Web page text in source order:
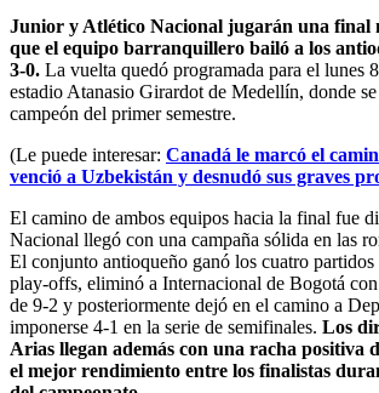
Junior y Atlético Nacional jugarán una final
que el equipo barranquillero bailó a los
3-0. La vuelta quedó programada para el lunes
estadio Atanasio Girardot de Medellín, donde
campeón del primer semestre.
(Le puede interesar: Canadá le marcó el
venció a Uzbekistán y desnudó sus graves
El camino de ambos equipos hacia la final fue
Nacional llegó con una campaña sólida en las
El conjunto antioqueño ganó los cuatro
play-offs, eliminó a Internacional de Bogotá
de 9-2 y posteriormente dejó en el camino a
imponerse 4-1 en la serie de semifinales. Los
Arias llegan además con una racha positiva
el mejor rendimiento entre los finalistas